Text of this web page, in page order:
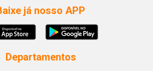
já nosso APP
Departamentos